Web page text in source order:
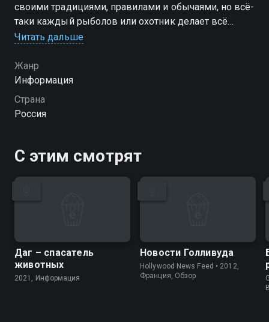
своими традициями, правилами и обычаями, но всё-
таки каждый рыболов или охотник делает всё
немножко по-своему
Читать дальше
Жанр
Информация
Страна
Россия
С этим смотрят
Даг – спасатель
животных
2021, Информация
Новости Голливуда
Hollywood News Feed • 2012,
Франция, Обзор